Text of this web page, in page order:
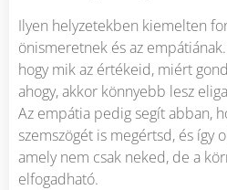
Ilyen helyzetekben kiemelten
önismeretnek és az
hogy mik az értékeid, miért
ahogy, akkor könnyebb lesz
Az empátia pedig segít abban,
szemszögét is megértsd, és így
amely nem csak neked, de a
elfogadható.